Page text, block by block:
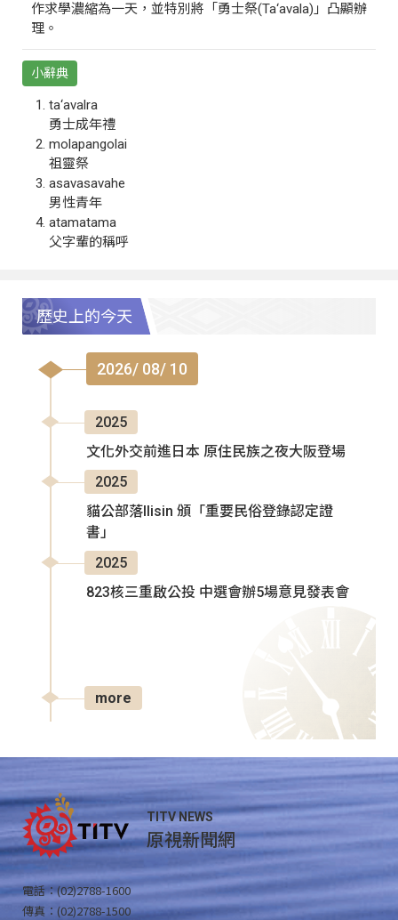
作求學濃縮為一天，並特別將「勇士祭(Ta‘avala)」凸顯辦
理。
小辭典
ta‘avalra
勇士成年禮
molapangolai
祖靈祭
asavasavahe
男性青年
atamatama
父字輩的稱呼
歷史上的今天
2026/ 08/ 10
2025
文化外交前進日本 原住民族之夜大阪登場
2025
貓公部落Ilisin 頒「重要民俗登錄認定證
書」
2025
823核三重啟公投 中選會辦5場意見發表會
more
TITV NEWS
原視新聞網
電話：(02)2788-1600
傳真：(02)2788-1500